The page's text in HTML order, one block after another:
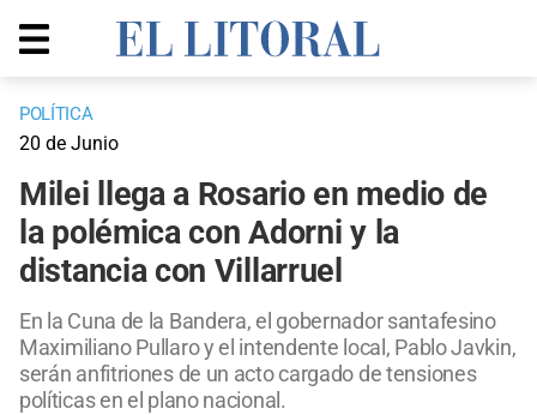
POLÍTICA
20 de Junio
Milei llega a Rosario en medio de
la polémica con Adorni y la
distancia con Villarruel
En la Cuna de la Bandera, el gobernador santafesino
Maximiliano Pullaro y el intendente local, Pablo Javkin,
serán anfitriones de un acto cargado de tensiones
políticas en el plano nacional.